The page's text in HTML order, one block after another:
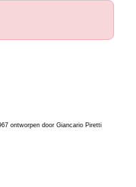
ontworpen door Giancario Piretti